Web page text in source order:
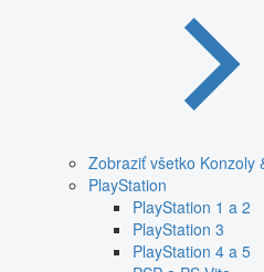
Zobraziť všetko Konzoly
PlayStation
PlayStation 1 a 2
PlayStation 3
PlayStation 4 a 5